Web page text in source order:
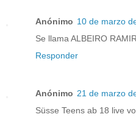
Anónimo 10 de marzo
Se llama ALBEIRO
Responder
Anónimo 21 de marzo
Süsse Teens ab 18 live